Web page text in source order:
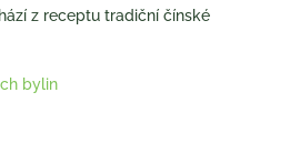
z receptu tradiční čínské
bylin